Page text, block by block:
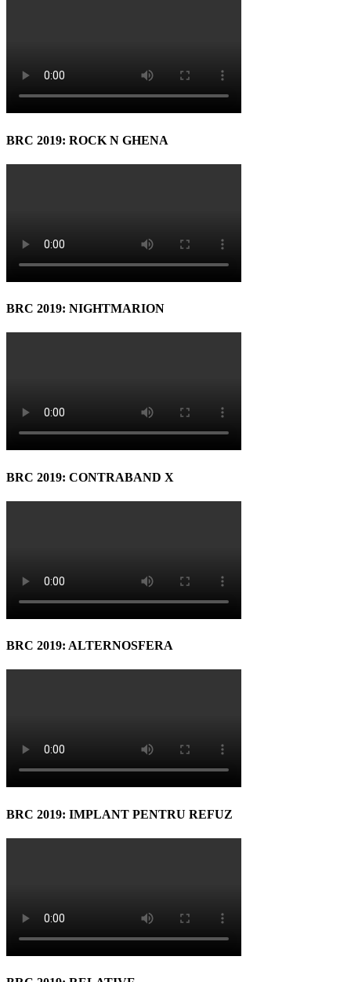
BRC 2019: ROCK N GHENA
BRC 2019: NIGHTMARION
BRC 2019: CONTRABAND X
BRC 2019: ALTERNOSFERA
BRC 2019: IMPLANT PENTRU REFUZ